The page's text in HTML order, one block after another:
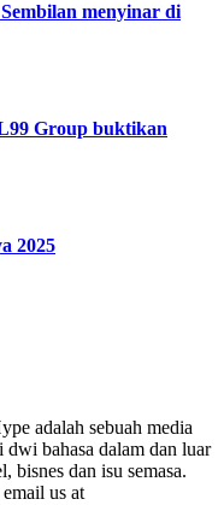
menyinar di
Group buktikan
2025
adalah sebuah media
bahasa dalam dan luar
bisnes dan isu semasa.
us at